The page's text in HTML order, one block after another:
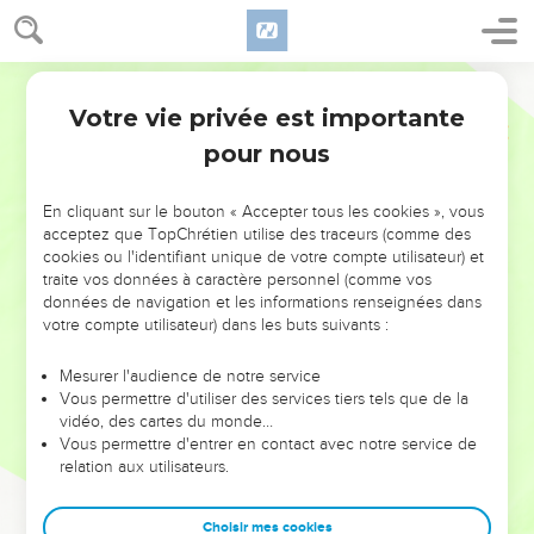
NE MANQUEZ PAS L’ÉVÉNEMENT
DE L’ANNÉE !
ET SI LEURS ERREURS POUVAIENT VOUS ÉVITER LES
VOTRES ?
leur foi ou leur vision. Mais on voit moins les doutes, les erreurs
et les saisons difficiles qu'ils ont traversés, alors même que ce
sont elles qui les ont façonnés.
Dans cette conférence, leaders, entrepreneurs, et responsables
clés pour avancer avec plus de sagesse afin que leurs erreurs
Votre vie privée est importante
pour nous
En cliquant sur le bouton « Accepter tous les cookies », vous
acceptez que TopChrétien utilise des traceurs (comme des
cookies ou l'identifiant unique de votre compte utilisateur) et
traite vos données à caractère personnel (comme vos
données de navigation et les informations renseignées dans
votre compte utilisateur) dans les buts suivants :
Mesurer l'audience de notre service
Vous permettre d'utiliser des services tiers tels que de la
vidéo, des cartes du monde…
Vous permettre d'entrer en contact avec notre service de
relation aux utilisateurs.
Choisir mes cookies